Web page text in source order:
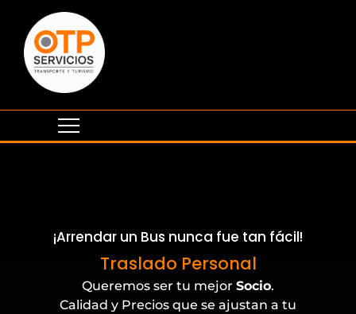
¡Arrendar un Bus nunca fue tan fácil!
Traslado Personal
Eventos Corporativos
Queremos ser tu mejor Socio.
Calidad y Precios que se ajustan a tu